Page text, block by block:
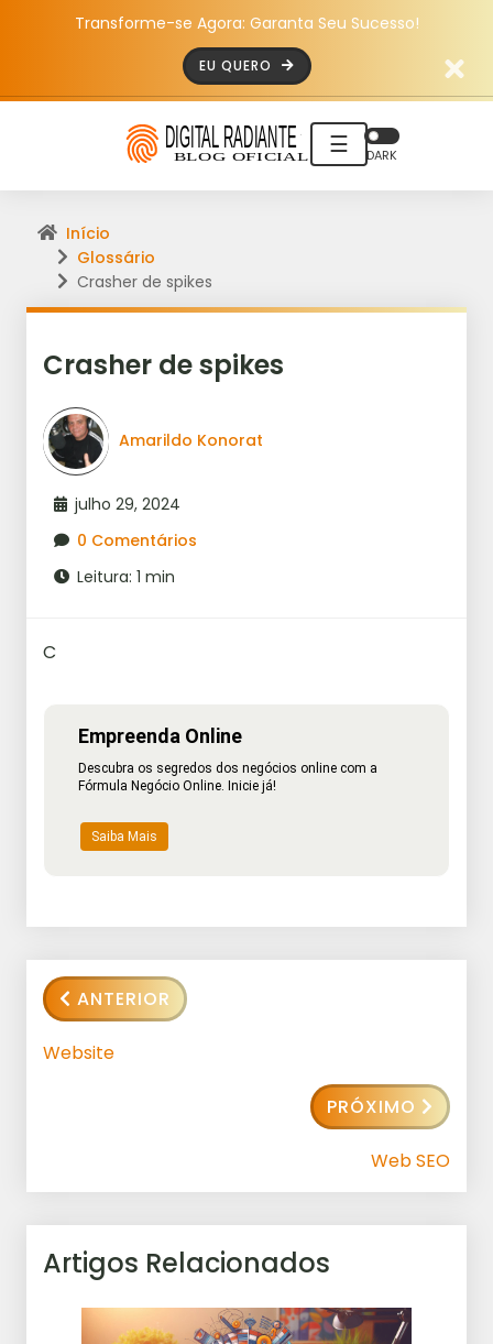
Transforme-se Agora: Garanta Seu Sucesso!
EU QUERO
☰ DARK
Início
Glossário
Crasher de spikes
Crasher de spikes
Amarildo Konorat
julho 29, 2024
0 Comentários
Leitura: 1 min
C
Empreenda Online
Descubra os segredos dos negócios online com a
Fórmula Negócio Online. Inicie já!
Saiba Mais
ANTERIOR
Website
PRÓXIMO
Web SEO
Artigos Relacionados